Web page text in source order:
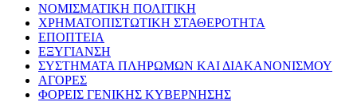
ΝΟΜΙΣΜΑΤΙΚΗ ΠΟΛΙΤΙΚΗ
ΧΡΗΜΑΤΟΠΙΣΤΩΤΙΚΗ ΣΤΑΘΕΡΟΤΗΤΑ
ΕΠΟΠΤΕΙΑ
ΕΞΥΓΙΑΝΣΗ
ΣΥΣΤΗΜΑΤΑ ΠΛΗΡΩΜΩΝ ΚΑΙ ΔΙΑΚΑΝΟΝΙΣΜΟΥ
ΑΓΟΡΕΣ
ΦΟΡΕΙΣ ΓΕΝΙΚΗΣ ΚΥΒΕΡΝΗΣΗΣ